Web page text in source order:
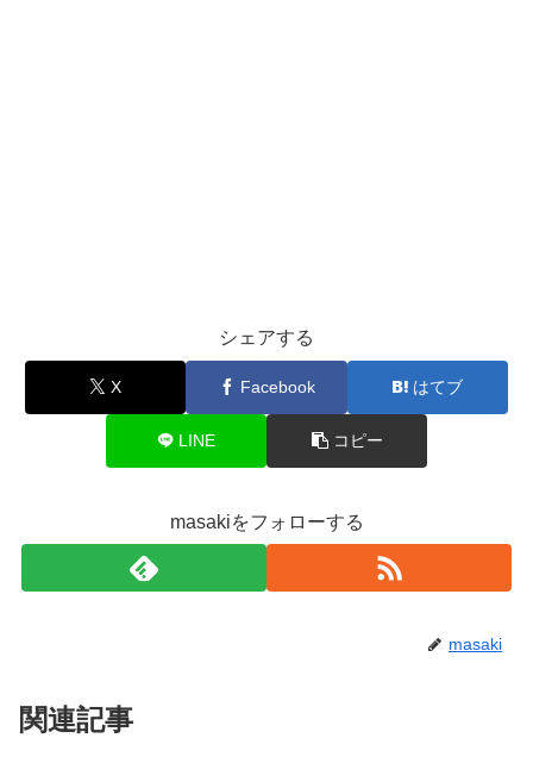
シェアする
X Facebook はてブ
LINE コピー
masakiをフォローする
masaki
関連記事